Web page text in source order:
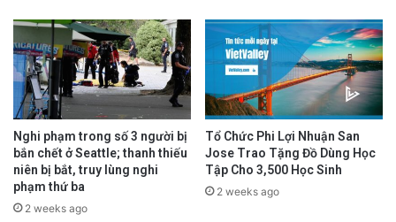
quan đến vụ vi phạm Tòa Nhà Quốc Hội Hoa
Kỳ, bao gồm hơn 220 cá nhân bị buộc tội tấn
công hoặc cản trở việc thực thi pháp luật.
Bất kỳ ai có thông tin đều có thể gọi 1-800-
CALL-FBI (800-225-5324) hoặc truy cập
tips.fbi.gov.
Nghi phạm trong số 3 người bị
bắn chết ở Seattle; thanh thiếu
niên bị bắt, truy lùng nghi
phạm thứ ba
2 weeks ago
Tổ Chức Phi Lợi Nhuận San
Jose Trao Tặng Đồ Dùng Học
Tập Cho 3,500 Học Sinh
2 weeks ago